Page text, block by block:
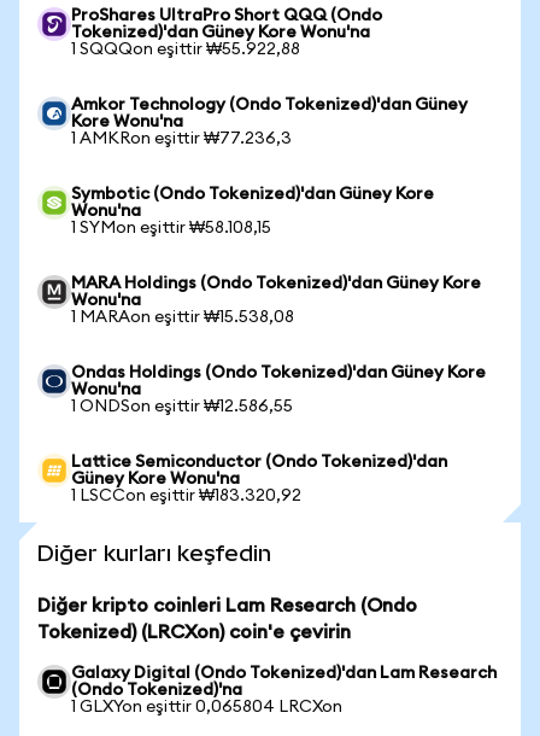
ProShares UltraPro Short QQQ (Ondo
Tokenized)'dan Güney Kore Wonu'na
1 SQQQon eşittir ₩55.922,88
Amkor Technology (Ondo Tokenized)'dan Güney
Kore Wonu'na
1 AMKRon eşittir ₩77.236,3
Symbotic (Ondo Tokenized)'dan Güney Kore
Wonu'na
1 SYMon eşittir ₩58.108,15
MARA Holdings (Ondo Tokenized)'dan Güney Kore
Wonu'na
1 MARAon eşittir ₩15.538,08
Ondas Holdings (Ondo Tokenized)'dan Güney Kore
Wonu'na
1 ONDSon eşittir ₩12.586,55
Lattice Semiconductor (Ondo Tokenized)'dan
Güney Kore Wonu'na
1 LSCCon eşittir ₩183.320,92
Diğer kurları keşfedin
Diğer kripto coinleri Lam Research (Ondo
Tokenized) (LRCXon) coin'e çevirin
Galaxy Digital (Ondo Tokenized)'dan Lam Research
(Ondo Tokenized)'na
1 GLXYon eşittir 0,065804 LRCXon